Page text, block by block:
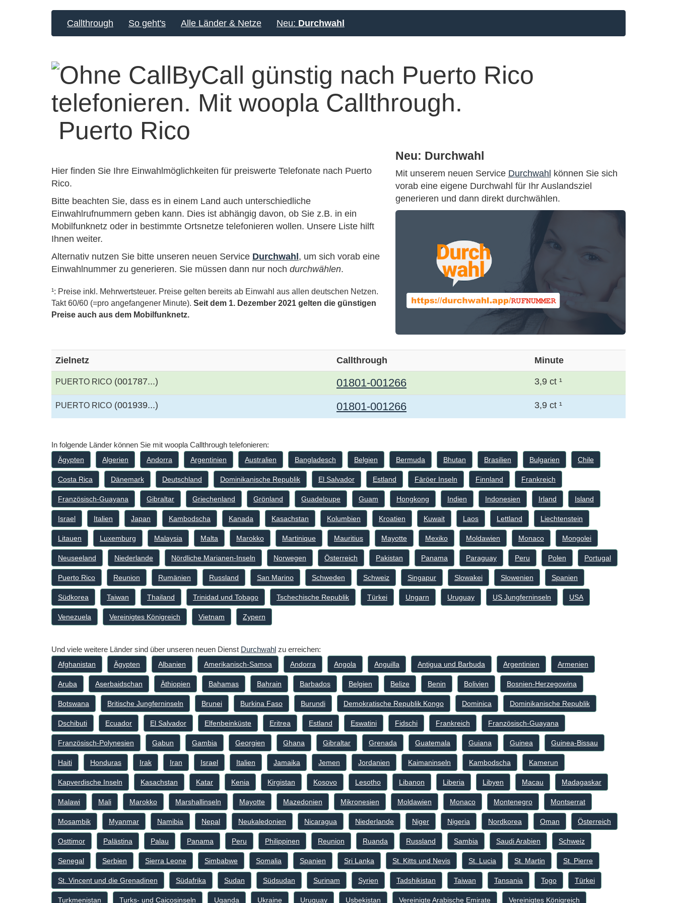
Callthrough So geht's Alle Länder & Netze Neu: Durchwahl
Puerto Rico
Hier finden Sie Ihre Einwahlmöglichkeiten für preiswerte Telefonate nach Puerto
Rico.
Bitte beachten Sie, dass es in einem Land auch unterschiedliche
Einwahlrufnummern geben kann. Dies ist abhängig davon, ob Sie z.B. in ein
Mobilfunknetz oder in bestimmte Ortsnetze telefonieren wollen. Unsere Liste hilft
Ihnen weiter.
Alternativ nutzen Sie bitte unseren neuen Service Durchwahl , um sich vorab eine
Einwahlnummer zu generieren. Sie müssen dann nur noch durchwählen.
¹: Preise inkl. Mehrwertsteuer. Preise gelten bereits ab Einwahl aus allen deutschen Netzen.
Takt 60/60 (=pro angefangener Minute). Seit dem 1. Dezember 2021 gelten die günstigen
Preise auch aus dem Mobilfunknetz.
Neu: Durchwahl
Mit unserem neuen Service Durchwahl können Sie sich
vorab eine eigene Durchwahl für Ihr Auslandsziel
generieren und dann direkt durchwählen.
Zielnetz Callthrough Minute
PUERTO RICO (001787...) 01801-001266 3,9 ct ¹
PUERTO RICO (001939...) 01801-001266 3,9 ct ¹
In folgende Länder können Sie mit woopla Callthrough telefonieren:
Ägypten Algerien Andorra Argentinien Australien Bangladesch Belgien Bermuda Bhutan Brasilien Bulgarien Chile
Costa Rica Dänemark Deutschland Dominikanische Republik El Salvador Estland Färöer Inseln Finnland Frankreich
Französisch-Guayana Gibraltar Griechenland Grönland Guadeloupe Guam Hongkong Indien Indonesien Irland Island
Israel Italien Japan Kambodscha Kanada Kasachstan Kolumbien Kroatien Kuwait Laos Lettland Liechtenstein
Litauen Luxemburg Malaysia Malta Marokko Martinique Mauritius Mayotte Mexiko Moldawien Monaco Mongolei
Neuseeland Niederlande Nördliche Marianen-Inseln Norwegen Österreich Pakistan Panama Paraguay Peru Polen Portugal
Puerto Rico Reunion Rumänien Russland San Marino Schweden Schweiz Singapur Slowakei Slowenien Spanien
Südkorea Taiwan Thailand Trinidad und Tobago Tschechische Republik Türkei Ungarn Uruguay US Jungferninseln USA
Venezuela Vereinigtes Königreich Vietnam Zypern
Und viele weitere Länder sind über unseren neuen Dienst Durchwahl zu erreichen:
Afghanistan Ägypten Albanien Amerikanisch-Samoa Andorra Angola Anguilla Antigua und Barbuda Argentinien Armenien
Aruba Aserbaidschan Äthiopien Bahamas Bahrain Barbados Belgien Belize Benin Bolivien Bosnien-Herzegowina
Botswana Britische Jungferninseln Brunei Burkina Faso Burundi Demokratische Republik Kongo Dominica Dominikanische Republik
Dschibuti Ecuador El Salvador Elfenbeinküste Eritrea Estland Eswatini Fidschi Frankreich Französisch-Guayana
Französisch-Polynesien Gabun Gambia Georgien Ghana Gibraltar Grenada Guatemala Guiana Guinea Guinea-Bissau
Haiti Honduras Irak Iran Israel Italien Jamaika Jemen Jordanien Kaimaninseln Kambodscha Kamerun
Kapverdische Inseln Kasachstan Katar Kenia Kirgistan Kosovo Lesotho Libanon Liberia Libyen Macau Madagaskar
Malawi Mali Marokko Marshallinseln Mayotte Mazedonien Mikronesien Moldawien Monaco Montenegro Montserrat
Mosambik Myanmar Namibia Nepal Neukaledonien Nicaragua Niederlande Niger Nigeria Nordkorea Oman Österreich
Osttimor Palästina Palau Panama Peru Philippinen Reunion Ruanda Russland Sambia Saudi Arabien Schweiz
Senegal Serbien Sierra Leone Simbabwe Somalia Spanien Sri Lanka St. Kitts und Nevis St. Lucia St. Martin St. Pierre
St. Vincent und die Grenadinen Südafrika Sudan Südsudan Surinam Syrien Tadshikistan Taiwan Tansania Togo Türkei
Turkmenistan Turks- und Caicosinseln Uganda Ukraine Uruguay Usbekistan Vereinigte Arabische Emirate Vereinigtes Königreich